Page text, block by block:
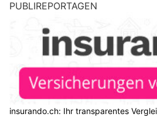
PUBLIREPORTAGEN
insurando.ch: Ihr transparentes